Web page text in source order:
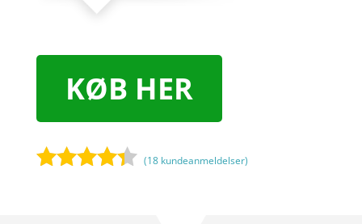
KØB HER
(18 kundeanmeldelser)